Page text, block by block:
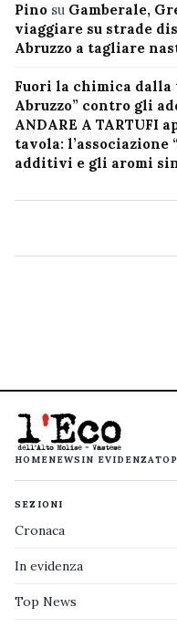
Pino su Gamberale,
viaggiare su strade
Abruzzo a tagliare
Fuori la chimica dalla
Abruzzo” contro gli
ANDARE A TARTUFI
tavola: l’associazione
additivi e gli aromi
HOMENEWS IN EVIDENZA
SEZIONI
Cronaca
In evidenza
Top News